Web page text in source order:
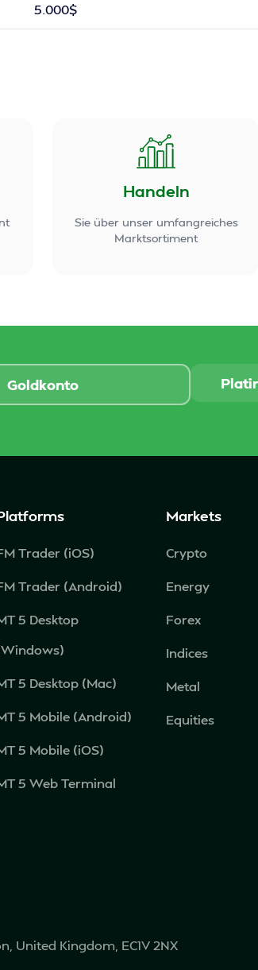
5.000$
Handeln
Sie über unser umfangreiches
Marktsortiment
Goldkonto
Trader (iOS)
Trader (Android)
5 Desktop
5 Desktop (Mac)
5 Mobile (Android)
5 Mobile (iOS)
5 Web Terminal
Markets
Crypto
Energy
Forex
Indices
Metal
Equities
United Kingdom, EC1V 2NX